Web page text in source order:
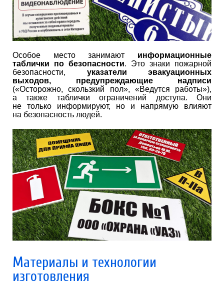
Особое место занимают информационные
таблички по безопасности. Это знаки пожарной
безопасности, указатели эвакуационных
выходов, предупреждающие надписи
(«Осторожно, скользкий пол», «Ведутся работы»),
а также таблички ограничений доступа. Они
не только информируют, но и напрямую влияют
на безопасность людей.
Материалы и технологии
изготовления